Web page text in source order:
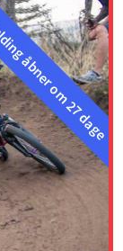
om 27 dage